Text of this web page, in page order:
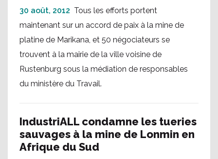
30 août, 2012 Tous les efforts portent
maintenant sur un accord de paix à la mine de
platine de Marikana, et 50 négociateurs se
trouvent à la mairie de la ville voisine de
Rustenburg sous la médiation de responsables
du ministère du Travail.
IndustriALL condamne les tueries
sauvages à la mine de Lonmin en
Afrique du Sud